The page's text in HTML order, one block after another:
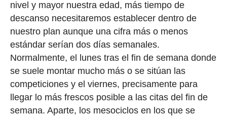
nivel y mayor nuestra edad, más tiempo de
descanso necesitaremos establecer dentro de
nuestro plan aunque una cifra más o menos
estándar serían dos días semanales.
Normalmente, el lunes tras el fin de semana donde
se suele montar mucho más o se sitúan las
competiciones y el viernes, precisamente para
llegar lo más frescos posible a las citas del fin de
semana. Aparte, los mesociclos en los que se